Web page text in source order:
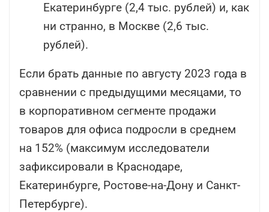
Екатеринбурге (2,4 тыс. рублей) и, как
ни странно, в Москве (2,6 тыс.
рублей).
Если брать данные по августу 2023 года в
сравнении с предыдущими месяцами, то
в корпоративном сегменте продажи
товаров для офиса подросли в среднем
на 152% (максимум исследователи
зафиксировали в Краснодаре,
Екатеринбурге, Ростове-на-Дону и Санкт-
Петербурге).